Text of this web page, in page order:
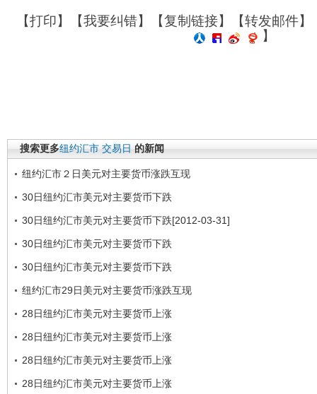
【打印】【我要纠错】【复制链接】【转发邮件】
】
搜索更多纽约汇市 交易日 的新闻
纽约汇市２日美元对主要货币涨跌互现
30日纽约汇市美元对主要货币下跌
30日纽约汇市美元对主要货币下跌[2012-03-31]
30日纽约汇市美元对主要货币下跌
30日纽约汇市美元对主要货币下跌
纽约汇市29日美元对主要货币涨跌互现
28日纽约汇市美元对主要货币上涨
28日纽约汇市美元对主要货币上涨
28日纽约汇市美元对主要货币上涨
28日纽约汇市美元对主要货币上涨